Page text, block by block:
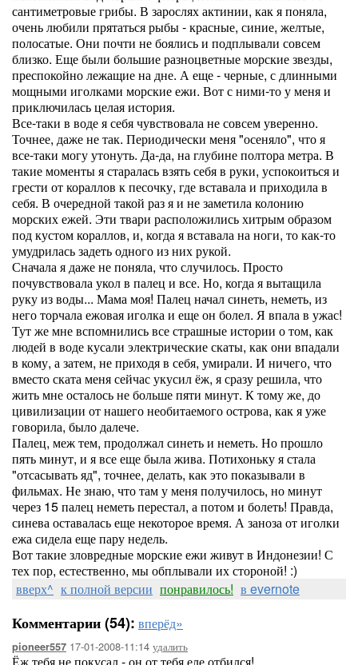
сантиметровые грибы. В зарослях актинии, как я поняла,
очень любили прятаться рыбы - красные, синие, желтые,
полосатые. Они почти не боялись и подплывали совсем
близко. Еще были большие разноцветные морские звезды,
преспокойно лежащие на дне. А еще - черные, с длинными
мощными иголками морские ежи. Вот с ними-то у меня и
приключилась целая история.
Все-таки в воде я себя чувствовала не совсем уверенно.
Точнее, даже не так. Периодически меня "осеняло", что я
все-таки могу утонуть. Да-да, на глубине полтора метра. В
такие моменты я старалась взять себя в руки, успокоиться и
грести от кораллов к песочку, где вставала и приходила в
себя. В очередной такой раз я и не заметила колонию
морских ежей. Эти твари расположились хитрым образом
под кустом кораллов, и, когда я вставала на ноги, то как-то
умудрилась задеть одного из них рукой.
Сначала я даже не поняла, что случилось. Просто
почувствовала укол в палец и все. Но, когда я вытащила
руку из воды... Мама моя! Палец начал синеть, неметь, из
него торчала ежовая иголка и еще он болел. Я впала в ужас!
Тут же мне вспомнились все страшные истории о том, как
людей в воде кусали электрические скаты, как они впадали
в кому, а затем, не приходя в себя, умирали. И ничего, что
вместо ската меня сейчас укусил ёж, я сразу решила, что
жить мне осталось не больше пяти минут. К тому же, до
цивилизации от нашего необитаемого острова, как я уже
говорила, было далече.
Палец, меж тем, продолжал синеть и неметь. Но прошло
пять минут, и я все еще была жива. Потихоньку я стала
"отсасывать яд", точнее, делать, как это показывали в
фильмах. Не знаю, что там у меня получилось, но минут
через 15 палец неметь перестал, а потом и болеть! Правда,
синева оставалась еще некоторое время. А заноза от иголки
ежа сидела еще пару недель.
Вот такие зловредные морские ежи живут в Индонезии! С
тех пор, естественно, мы обплывали их стороной! :)
вверх^ к полной версии понравилось! в evernote
Комментарии (54): вперёд»
pioneer557 17-01-2008-11:14 удалить